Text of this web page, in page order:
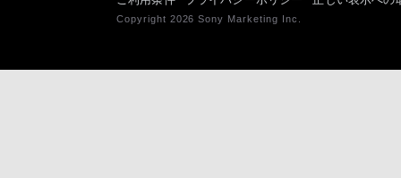
Copyright 2026 Sony Marketing Inc.